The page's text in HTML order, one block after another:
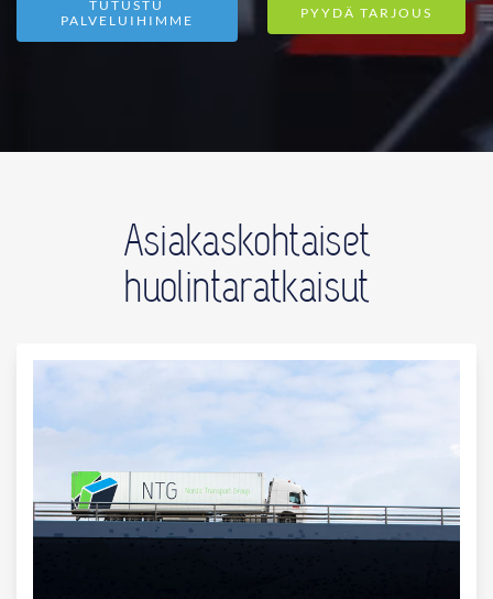
TUTUSTU
PALVELUIHIMME
PYYDÄ TARJOUS
Asiakaskohtaiset
huolintaratkaisut